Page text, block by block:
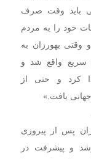
باید وقت صرف
خود را به مردم
وقتی بهورزان به
سریع واقع شد و
کرد و حتی از
یافت.»
پس از پیروزی
و پیشرفت در